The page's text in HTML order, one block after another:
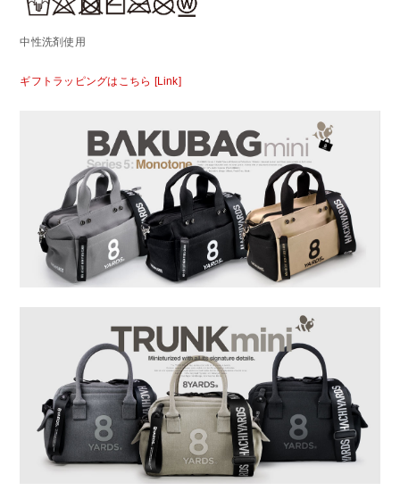
中性洗剤使用
ギフトラッピングはこちら [Link]